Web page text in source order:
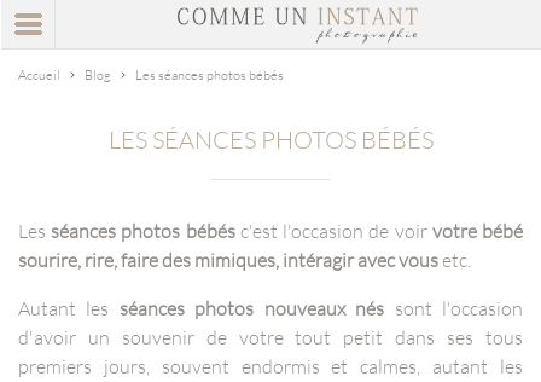
Accueil Blog Les séances photos bébés
LES SÉANCES PHOTOS BÉBÉS
Les séances photos bébésc'est l'occasion de voir votre bébé
sourire, rire, faire des mimiques, intéragir avec vousetc.
Autant les séances photos nouveaux nés sont l'occasion
d'avoir un souvenir de votre tout petit dans ses tous
premiers jours, souvent endormis et calmes, autant les